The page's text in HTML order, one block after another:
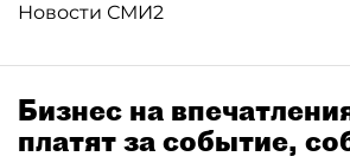
Новости СМИ2
Бизнес на
платят за событие,